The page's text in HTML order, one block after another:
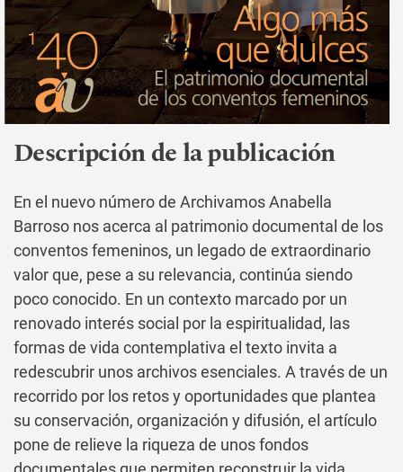
Descripción de la publicación
En el nuevo número de Archivamos Anabella
Barroso nos acerca al patrimonio documental de los
conventos femeninos, un legado de extraordinario
valor que, pese a su relevancia, continúa siendo
poco conocido. En un contexto marcado por un
renovado interés social por la espiritualidad, las
formas de vida contemplativa el texto invita a
redescubrir unos archivos esenciales. A través de un
recorrido por los retos y oportunidades que plantea
su conservación, organización y difusión, el artículo
pone de relieve la riqueza de unos fondos